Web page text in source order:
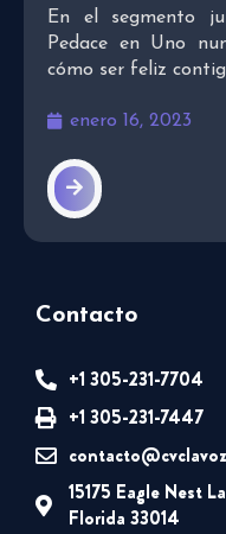
En el segmento
Pedace en Uno
cómo ser feliz
enero 16, 2023
Contacto
+1 305-231-7704
+1 305-231-7447
15175 Eagle Nest
Florida 33014